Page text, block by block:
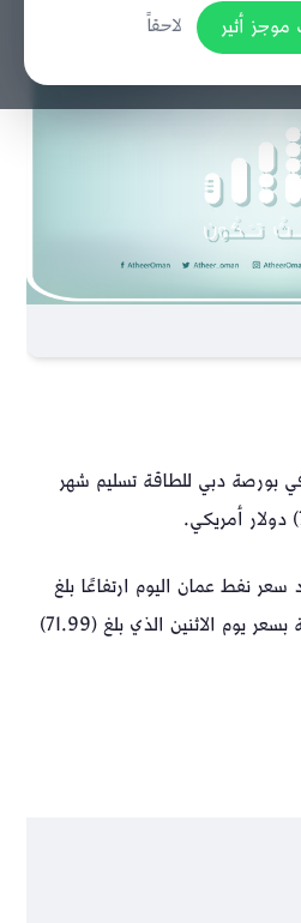
الرسمي في بورصة دبي للطاقة تسليم شهر
نفط عمان اليوم ارتفاعًا بلغ
دولارًا أمريكيًا وسنتين مقارنة بسعر يوم الاثنين الذي بلغ (71.99)
أثير
لاحقاً